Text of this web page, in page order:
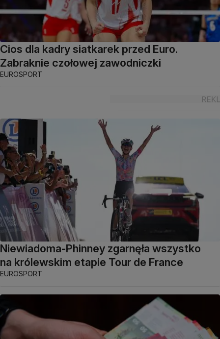
Cios dla kadry siatkarek przed Euro.
Zabraknie czołowej zawodniczki
EUROSPORT
Niewiadoma-Phinney zgarnęła wszystko
na królewskim etapie Tour de France
EUROSPORT